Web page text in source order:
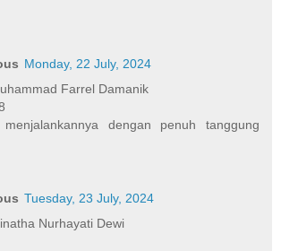
Monday, 22 July, 2024
Farrel Damanik
menjalankannya dengan penuh tanggung
Tuesday, 23 July, 2024
Nurhayati Dewi